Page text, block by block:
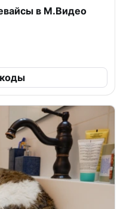
в М.Видео